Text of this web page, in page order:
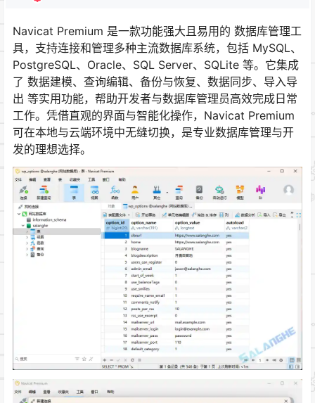
Navicat Premium 是一款功能强大且易用的 数据库管理工
具，支持连接和管理多种主流数据库系统，包括 MySQL、
PostgreSQL、Oracle、SQL Server、SQLite 等。它集成
了 数据建模、查询编辑、备份与恢复、数据同步、导入导
出 等实用功能，帮助开发者与数据库管理员高效完成日常
工作。凭借直观的界面与智能化操作，Navicat Premium
可在本地与云端环境中无缝切换，是专业数据库管理与开
发的理想选择。